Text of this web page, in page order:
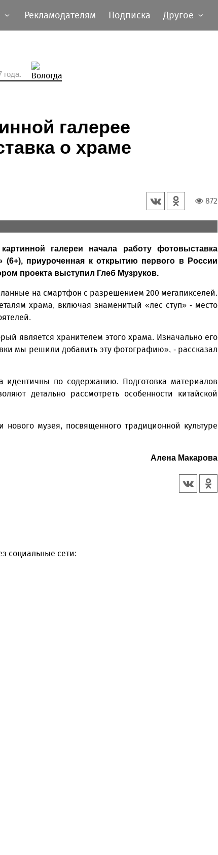
Рекламодателям Подписка Другое
года.
галерее
о храме
872
галереи начала работу фотовыставка
приуроченная к открытию первого в России
проекта выступил Глеб Музруков.
на смартфон с разрешением 200 мегапикселей.
храма, включая знаменитый «лес ступ» - место
является хранителем этого храма. Изначально его
мы решили добавить эту фотографию», - рассказал
идентичны по содержанию. Подготовка материалов
детально рассмотреть особенности китайской
нового музея, посвященного традиционной культуре
Алена Макарова
социальные сети: